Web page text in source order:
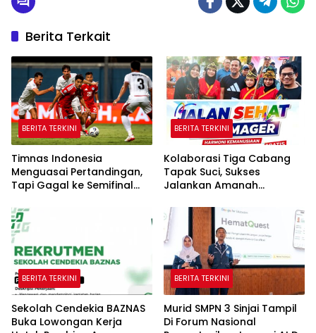
Berita Terkait
BERITA TERKINI
Timnas Indonesia
Menguasai Pertandingan,
Tapi Gagal ke Semifinal
BERITA TERKINI
Kolaborasi Tiga Cabang
Tapak Suci, Sukses
Jalankan Amanah
Gubernur Sulawesi Selatan
BERITA TERKINI
Sekolah Cendekia BAZNAS
Buka Lowongan Kerja
BERITA TERKINI
Murid SMPN 3 Sinjai Tampil
Di Forum Nasional